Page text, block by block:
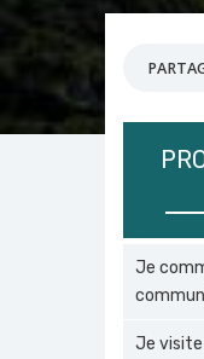
Je
Je